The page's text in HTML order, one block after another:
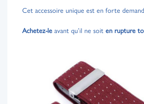
Cet accessoire unique est en forte
Achetez-le avant qu’il ne soit en rupture